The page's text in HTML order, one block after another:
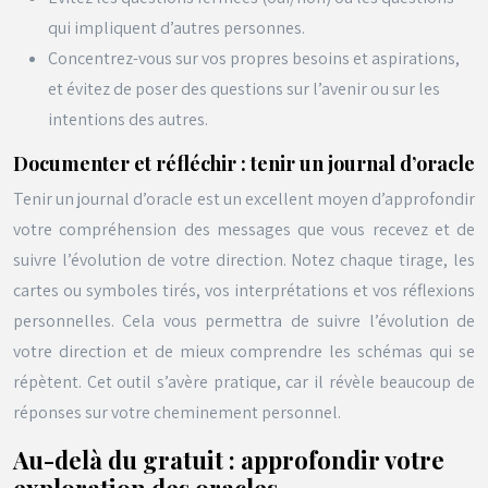
qui impliquent d’autres personnes.
Concentrez-vous sur vos propres besoins et aspirations,
et évitez de poser des questions sur l’avenir ou sur les
intentions des autres.
Documenter et réfléchir : tenir un journal d’oracle
Tenir un journal d’oracle est un excellent moyen d’approfondir
votre compréhension des messages que vous recevez et de
suivre l’évolution de votre direction. Notez chaque tirage, les
cartes ou symboles tirés, vos interprétations et vos réflexions
personnelles. Cela vous permettra de suivre l’évolution de
votre direction et de mieux comprendre les schémas qui se
répètent. Cet outil s’avère pratique, car il révèle beaucoup de
réponses sur votre cheminement personnel.
Au-delà du gratuit : approfondir votre